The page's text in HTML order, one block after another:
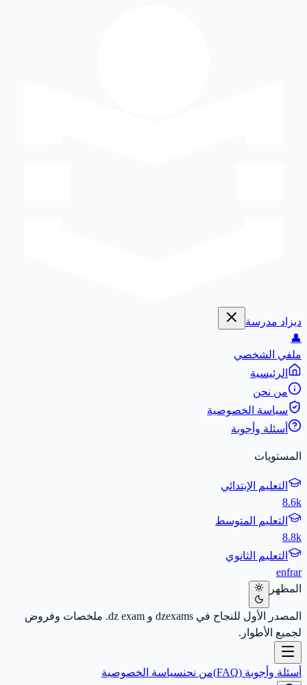
ديزاد مدرسة
👤
ملفي الشخصي
الرئيسية
من نحن
سياسة الخصوصية
أسئلة وأجوبة
المستويات
التعليم الإبتدائي
8.6k
التعليم المتوسط
8.8k
التعليم الثانوي
enfrar
المظهر
المصدر الأول للنجاح في dzexams و dz exam. ملخصات وفروض
لجميع الأطوار.
أسئلة وأجوبة (FAQ) من نحنسياسة الخصوصية